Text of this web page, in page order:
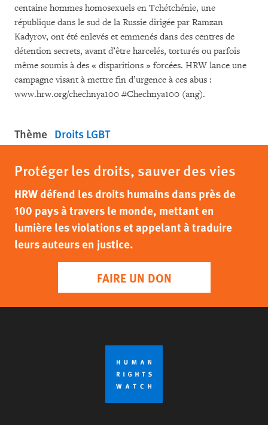
centaine hommes homosexuels en Tchétchénie, une
république dans le sud de la Russie dirigée par Ramzan
Kadyrov, ont été enlevés et emmenés dans des centres de
détention secrets, avant d’être harcelés, torturés ou parfois
même soumis à des « disparitions » forcées. HRW lance une
campagne visant à mettre fin d’urgence à ces abus :
www.hrw.org/chechnya100 #Chechnya100 (ang).
Thème Droits LGBT
Protéger les droits, sauver des vies
HRW défend les droits humains dans près de
100 pays à travers le monde, mettant en
lumière les violations et appelant à traduire
leurs auteurs en justice.
FAIRE UN DON